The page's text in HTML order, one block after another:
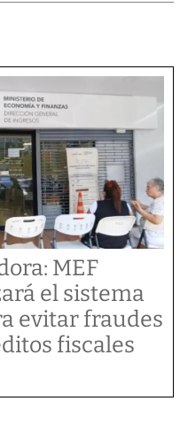
MEF
el sistema
evitar fraudes
fiscales